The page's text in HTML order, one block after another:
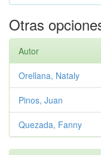
Otras
Autor
Orellana, Nataly
Pinos, Juan
Quezada, Fanny